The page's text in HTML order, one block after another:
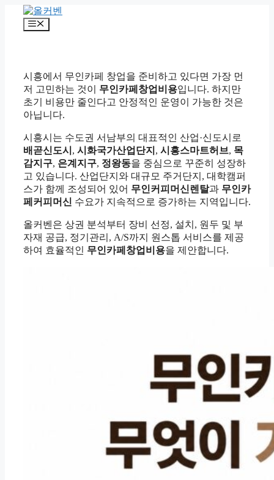
메
시흥에서 무인카페 창업을 준비하고 있다면 가장 먼
저 고민하는 것이 무인카페창업비용입니다. 하지만
초기 비용만 줄인다고 안정적인 운영이 가능한 것은
아닙니다.
시흥시는 수도권 서남부의 대표적인 산업·신도시로
배곧신도시 , 시화국가산업단지 , 시흥스마트허브, 목
감지구, 은계지구, 정왕동을 중심으로 꾸준히 성장하
고 있습니다. 산업단지와 대규모 주거단지, 대학캠퍼
스가 함께 조성되어 있어 무인커피머신렌탈과 무인카
페커피머신 수요가 지속적으로 증가하는 지역입니다.
올커벤은 상권 분석부터 장비 선정, 설치, 원두 및 부
자재 공급, 정기관리, A/S까지 원스톱 서비스를 제공
하여 효율적인 무인카페창업비용을 제안합니다.